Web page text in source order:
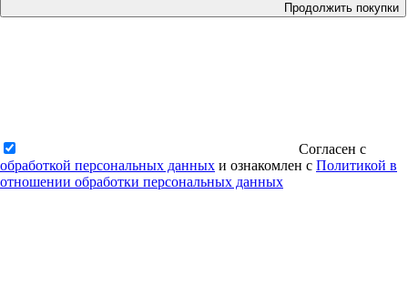
Продолжить покупки
Согласен с
обработкой персональных данных и ознакомлен с Политикой в
отношении обработки персональных данных